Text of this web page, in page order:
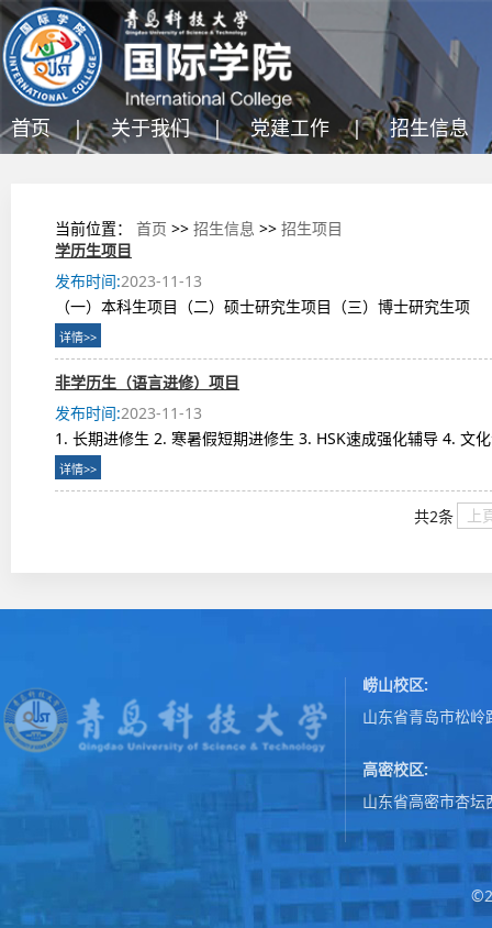
首页 | 关于我们 | 党建工作 | 招生信息
当前位置： 首页 >> 招生信息 >> 招生项目
学历生项目
发布时间:2023-11-13
（一）本科生项目（二）硕士研究生项目（三）博士研究生项
详情>>
非学历生（语言进修）项目
发布时间:2023-11-13
1. 长期进修生 2. 寒暑假短期进修生 3. HSK速成强化辅导 4. 文
详情>>
共2条 上
崂山校区:
山东省青岛市松岭
高密校区:
山东省高密市杏坛